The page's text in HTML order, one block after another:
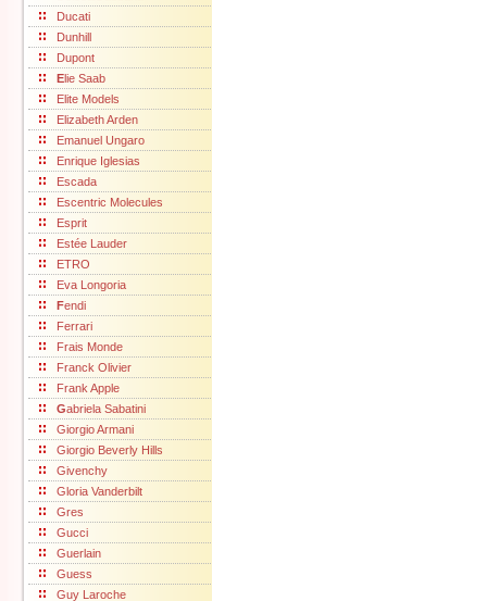
Ducati
Dunhill
Dupont
Elie Saab
Elite Models
Elizabeth Arden
Emanuel Ungaro
Enrique Iglesias
Escada
Escentric Molecules
Esprit
Estée Lauder
ETRO
Eva Longoria
Fendi
Ferrari
Frais Monde
Franck Olivier
Frank Apple
Gabriela Sabatini
Giorgio Armani
Giorgio Beverly Hills
Givenchy
Gloria Vanderbilt
Gres
Gucci
Guerlain
Guess
Guy Laroche